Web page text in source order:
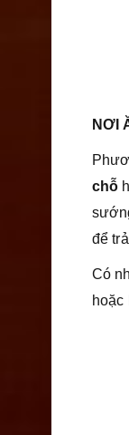
NƠI
chỗ
để
Có
hoặc